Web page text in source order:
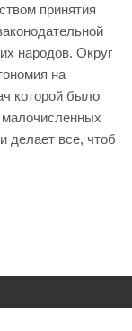
принятия
народов. Округ
на
которой было
малочисленных
делает все, чтоб